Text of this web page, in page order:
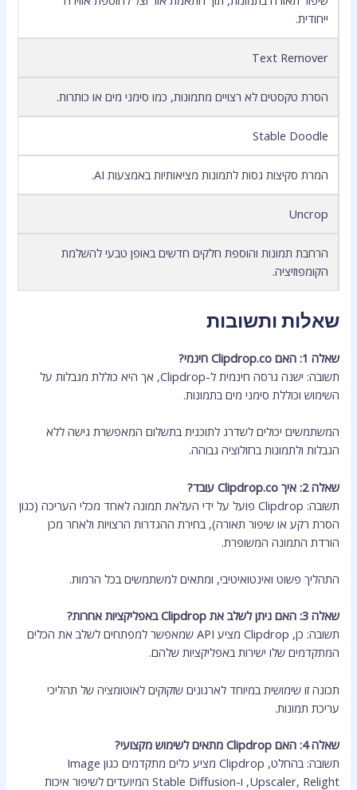
ייחודית.
Text Remover
הסרת טקסטים לא רצויים מתמונות, כמו סימני מים או כותרות.
Stable Doodle
המרת סקיצות גסות לתמונות מציאותיות באמצעות AI.
Uncrop
הרחבת תמונות והוספת חלקים חדשים באופן טבעי להשלמת
הקומפוזיציה.
שאלות ותשובות
שאלה 1: האם Clipdrop.co חינמי?
תשובה: ישנה גרסה חינמית ל-Clipdrop, אך היא כוללת מגבלות על
השימוש וכוללת סימני מים בתמונות.
המשתמשים יכולים לשדרג לתוכנית בתשלום המאפשרת גישה ללא
הגבלות ולתמונות ברזולוציה גבוהה.
שאלה 2: איך Clipdrop.co עובד?
תשובה: Clipdrop פועל על ידי העלאת תמונה לאחד מכלי העריכה (כגון
הסרת רקע או שיפור תאורה), בחירת ההגדרות הרצויות ולאחר מכן
הורדת התמונה המשופרת.
התהליך פשוט ואינטואיטיבי, ומתאים למשתמשים בכל הרמות.
שאלה 3: האם ניתן לשלב את Clipdrop באפליקציות אחרות?
תשובה: כן, Clipdrop מציע API שמאפשר למפתחים לשלב את הכלים
המתקדמים שלו ישירות באפליקציות שלהם.
תכונה זו שימושית במיוחד לארגונים שזקוקים לאוטומציה של תהליכי
עריכת תמונות.
שאלה 4: האם Clipdrop מתאים לשימוש מקצועי?
תשובה: בהחלט, Clipdrop מציע כלים מתקדמים כגון Image
Upscaler, Relight, ו-Stable Diffusion המיועדים לשיפור איכות